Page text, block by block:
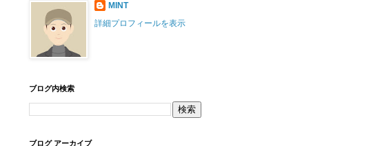
MINT
詳細プロフィールを表示
ブログ内検索
ブログ アーカイブ